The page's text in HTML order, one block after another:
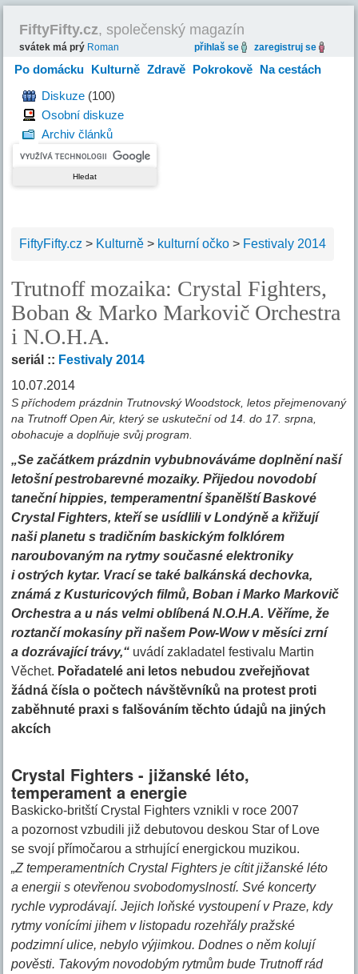
FiftyFifty.cz, společenský magazín
svátek má prý Roman přihlaš se zaregistruj se
Po domácku Kulturně Zdravě Pokrokově Na cestách
HravěDiskuze (100)
Osobní diskuze
Archiv článků
FiftyFifty.cz > Kulturně > kulturní očko > Festivaly 2014
Trutnoff mozaika: Crystal Fighters,
Boban & Marko Markovič Orchestra
i N.O.H.A.
seriál :: Festivaly 2014
10.07.2014
S příchodem prázdnin Trutnovský Woodstock, letos přejmenovaný
na Trutnoff Open Air, který se uskuteční od 14. do 17. srpna,
obohacuje a doplňuje svůj program.
„Se začátkem prázdnin vybubnováváme doplnění naší
letošní pestrobarevné mozaiky. Přijedou novodobí
taneční hippies, temperamentní španělští Baskové
Crystal Fighters, kteří se usídlili v Londýně a křižují
naši planetu s tradičním baskickým folklórem
naroubovaným na rytmy současné elektroniky
i ostrých kytar. Vrací se také balkánská dechovka,
známá z Kusturicových filmů, Boban i Marko Markovič
Orchestra a u nás velmi oblíbená N.O.H.A. Věříme, že
roztančí mokasíny při našem Pow-Wow v měsíci zrní
a dozrávající trávy,“ uvádí zakladatel festivalu Martin
Věchet. Pořadatelé ani letos nebudou zveřejňovat
žádná čísla o počtech návštěvníků na protest proti
zaběhnuté praxi s falšováním těchto údajů na jiných
akcích
Crystal Fighters - jižanské léto,
temperament a energie
Baskicko-britští Crystal Fighters vznikli v roce 2007
a pozornost vzbudili již debutovou deskou Star of Love
se svojí přímočarou a strhující energickou muzikou.
„Z temperamentních Crystal Fighters je cítit jižanské léto
a energii s otevřenou svobodomyslností. Své koncerty
rychle vyprodávají. Jejich loňské vystoupení v Praze, kdy
rytmy vonícími jihem v listopadu rozehřály pražské
podzimní ulice, nebylo výjimkou. Dodnes o něm kolují
pověsti. Takovým novodobým rytmům bude Trutnoff rád